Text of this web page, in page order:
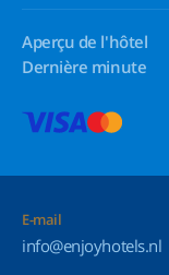
Aperçu de l'hôtel
Dernière minute
E-mail
info@enjoyhotels.nl